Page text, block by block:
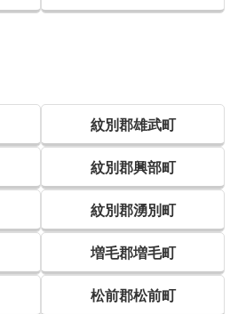
紋別郡雄武町
紋別郡興部町
紋別郡湧別町
増毛郡増毛町
松前郡松前町